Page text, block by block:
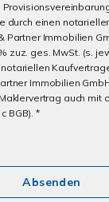
durch einen
Partner Immobilien
zuz. ges. MwSt. (s.
Immobilien
auch mit
BGB). *
Absenden